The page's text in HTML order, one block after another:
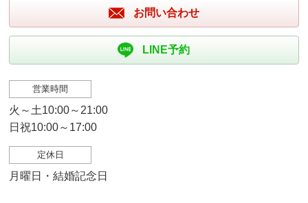
お問い合わせ
LINE予約
営業時間
火～土10:00～21:00
日祝10:00～17:00
定休日
月曜日・結婚記念日